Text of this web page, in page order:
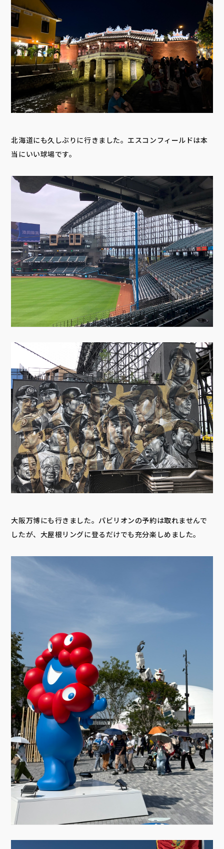
北海道にも久しぶりに行きました。エスコンフィールドは本
当にいい球場です。
大阪万博にも行きました。パビリオンの予約は取れませんで
したが、大屋根リングに登るだけでも充分楽しめました。